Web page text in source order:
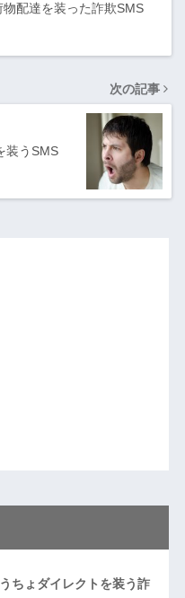
配達を装った詐欺SMS
次の記事
装うSMS
ちょダイレクトを装う詐